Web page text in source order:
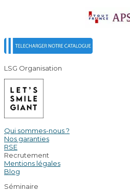
LSG Organisation
Qui sommes-nous ?
Nos garanties
RSE
Recrutement
Mentions légales
Blog
Séminaire